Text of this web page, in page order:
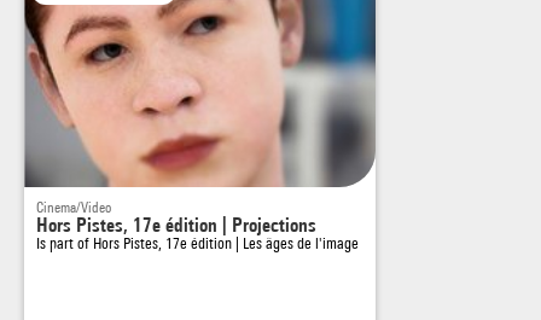
Cinema/Video
Hors Pistes, 17e édition | Projections
Is part of Hors Pistes, 17e édition | Les âges de l'image